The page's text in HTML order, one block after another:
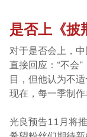
是否上《披
对于是否会上，
直接回应：“不会
目，但他认为不
现在，每一季制作
光良预告11月将